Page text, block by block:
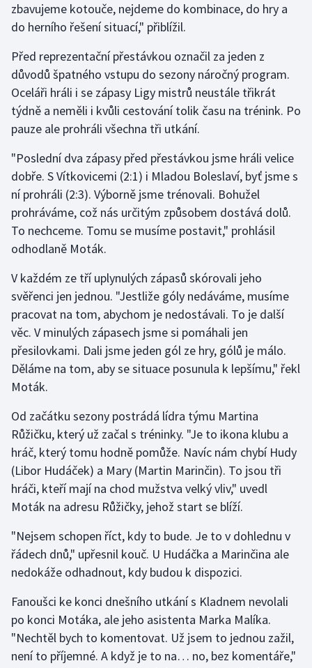
Parasport
Plážový volejbal
Ragby
Rychlostní kanoistika
Short track
Sportovní střelba
Stolní tenis
Triatlon
Veslování
Vodní slalom
Volejbal
Ostatní
zbavujeme kotouče, nejdeme do kombinace, do hry a
do herního řešení situací," přiblížil.
Před reprezentační přestávkou označil za jeden z
důvodů špatného vstupu do sezony náročný program.
Oceláři hráli i se zápasy Ligy mistrů neustále třikrát
týdně a neměli i kvůli cestování tolik času na trénink. Po
pauze ale prohráli všechna tři utkání.
"Poslední dva zápasy před přestávkou jsme hráli velice
dobře. S Vítkovicemi (2:1) i Mladou Boleslaví, byť jsme s
ní prohráli (2:3). Výborně jsme trénovali. Bohužel
prohráváme, což nás určitým způsobem dostává dolů.
To nechceme. Tomu se musíme postavit," prohlásil
odhodlaně Moták.
V každém ze tří uplynulých zápasů skórovali jeho
svěřenci jen jednou. "Jestliže góly nedáváme, musíme
pracovat na tom, abychom je nedostávali. To je další
věc. V minulých zápasech jsme si pomáhali jen
přesilovkami. Dali jsme jeden gól ze hry, gólů je málo.
Děláme na tom, aby se situace posunula k lepšímu," řekl
Moták.
Od začátku sezony postrádá lídra týmu Martina
Růžičku, který už začal s tréninky. "Je to ikona klubu a
hráč, který tomu hodně pomůže. Navíc nám chybí Hudy
(Libor Hudáček) a Mary (Martin Marinčin). To jsou tři
hráči, kteří mají na chod mužstva velký vliv," uvedl
Moták na adresu Růžičky, jehož start se blíží.
"Nejsem schopen říct, kdy to bude. Je to v dohlednu v
řádech dnů," upřesnil kouč. U Hudáčka a Marinčina ale
nedokáže odhadnout, kdy budou k dispozici.
Fanoušci ke konci dnešního utkání s Kladnem nevolali
po konci Motáka, ale jeho asistenta Marka Malíka.
"Nechtěl bych to komentovat. Už jsem to jednou zažil,
není to příjemné. A když je to na… no, bez komentáře,"